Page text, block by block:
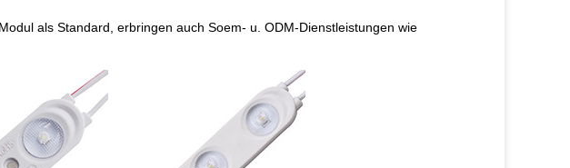
als Standard, erbringen auch Soem- u. ODM-Dienstleistungen wie